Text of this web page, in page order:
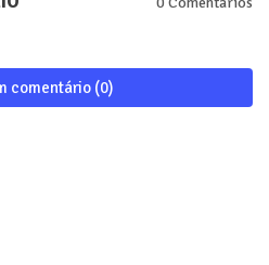
comentário (0)